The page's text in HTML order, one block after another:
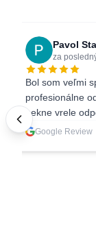
Pavol
za posledný
Bol som veľmi
profesionálne
pekne vrele
Google Review